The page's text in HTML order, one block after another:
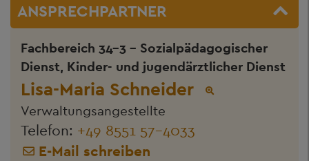
ANSPRECHPARTNER
Fachbereich 34-3 - Sozialpädagogischer
Dienst, Kinder- und jugendärztlicher Dienst
Lisa-Maria Schneider
Verwaltungsangestellte
Telefon: +49 8551 57-4033
E-Mail schreiben